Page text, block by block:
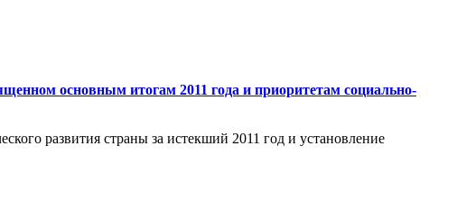
основным итогам 2011 года и приоритетам социально-
развития страны за истекший 2011 год и установление